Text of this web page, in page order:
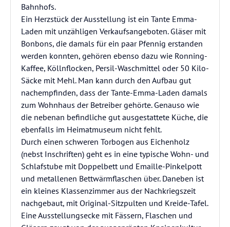
Bahnhofs.
Ein Herzstück der Ausstellung ist ein Tante Emma-
Laden mit unzähligen Verkaufsangeboten. Gläser mit
Bonbons, die damals für ein paar Pfennig erstanden
werden konnten, gehören ebenso dazu wie Ronning-
Kaffee, Köllnflocken, Persil-Waschmittel oder 50 Kilo-
Säcke mit Mehl. Man kann durch den Aufbau gut
nachempfinden, dass der Tante-Emma-Laden damals
zum Wohnhaus der Betreiber gehörte. Genauso wie
die nebenan befindliche gut ausgestattete Küche, die
ebenfalls im Heimatmuseum nicht fehlt.
Durch einen schweren Torbogen aus Eichenholz
(nebst Inschriften) geht es in eine typische Wohn- und
Schlafstube mit Doppelbett und Emaille-Pinkelpott
und metallenen Bettwärmflaschen über. Daneben ist
ein kleines Klassenzimmer aus der Nachkriegszeit
nachgebaut, mit Original-Sitzpulten und Kreide-Tafel.
Eine Ausstellungsecke mit Fässern, Flaschen und